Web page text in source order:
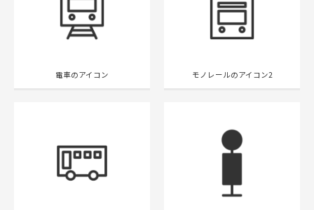
電車のアイコン モノレールのアイコン2